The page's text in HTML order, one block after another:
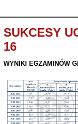
SUKCESY
16
WYNIKI EGZAMINÓW